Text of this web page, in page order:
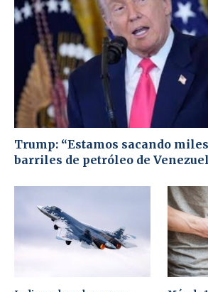
Trump: “Estamos sacando
barriles de petróleo de